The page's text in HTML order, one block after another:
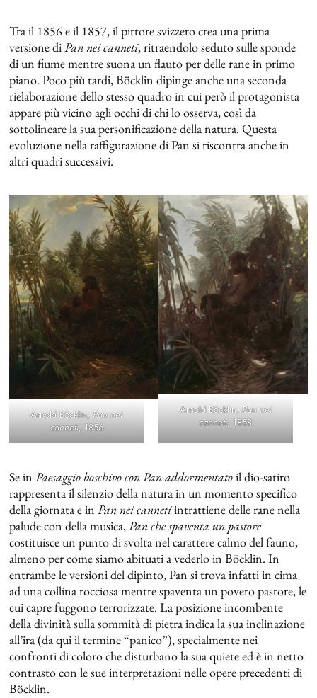
Tra il 1856 e il 1857, il pittore svizzero crea una prima
versione diPan nei canneti, ritraendolo seduto sulle sponde
di un fiume mentre suona un flauto per delle rane in primo
piano. Poco più tardi, Böcklin dipinge anche una seconda
rielaborazione dello stesso quadro in cui però il protagonista
appare più vicino agli occhi di chi lo osserva, così da
sottolineare la sua personificazione della natura. Questa
evoluzione nella raffigurazione di Pan si riscontra anche in
altri quadri successivi.
Arnold Böcklin,Pan nei
canneti, 1856
Arnold Böcklin,Pan nei
canneti, 1858
Se inPaesaggio boschivo con Pan addormentatoil dio-satiro
rappresenta il silenzio della natura in un momento specifico
della giornata e inPan nei cannetiintrattiene delle rane nella
palude con della musica,Pan che spaventa un pastore
costituisce un punto di svolta nel carattere calmo del fauno,
almeno per come siamo abituati a vederlo in Böcklin. In
entrambe le versioni del dipinto, Pan si trova infatti in cima
ad una collina rocciosa mentre spaventa un povero pastore, le
cui capre fuggono terrorizzate. La posizione incombente
della divinità sulla sommità di pietra indica la sua inclinazione
all’ira (da qui il termine “panico”), specialmente nei
confronti di coloro che disturbano la sua quiete ed è in netto
contrasto con le sue interpretazioni nelle opere precedenti di
Böcklin.